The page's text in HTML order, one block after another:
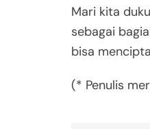
Mari kita
sebagai
bisa
(* Penulis